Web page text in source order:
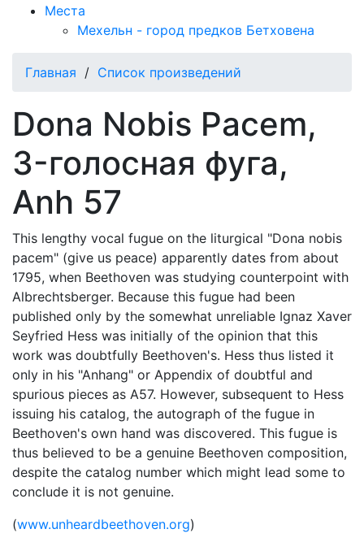
Места
Мехельн - город предков Бетховена
Главная / Список произведений
Dona Nobis Pacem,
3-голосная фуга,
Anh 57
This lengthy vocal fugue on the liturgical "Dona nobis
pacem" (give us peace) apparently dates from about
1795, when Beethoven was studying counterpoint with
Albrechtsberger. Because this fugue had been
published only by the somewhat unreliable Ignaz Xaver
Seyfried Hess was initially of the opinion that this
work was doubtfully Beethoven's. Hess thus listed it
only in his "Anhang" or Appendix of doubtful and
spurious pieces as A57. However, subsequent to Hess
issuing his catalog, the autograph of the fugue in
Beethoven's own hand was discovered. This fugue is
thus believed to be a genuine Beethoven composition,
despite the catalog number which might lead some to
conclude it is not genuine.
(www.unheardbeethoven.org)